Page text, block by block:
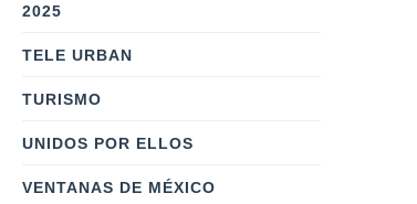
2025
TELE URBAN
TURISMO
UNIDOS POR ELLOS
VENTANAS DE MÉXICO